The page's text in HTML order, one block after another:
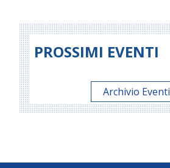
PROSSIMI EVENTI
Archivio Eventi